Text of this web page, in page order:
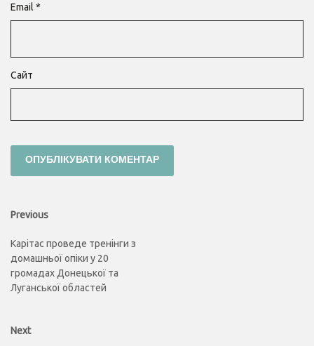
Email *
Сайт
Навігація
записів
Previous
Previous
Карітас проведе тренінги з
домашньої опіки у 20
громадах Донецької та
Луганської областей
Next
Next